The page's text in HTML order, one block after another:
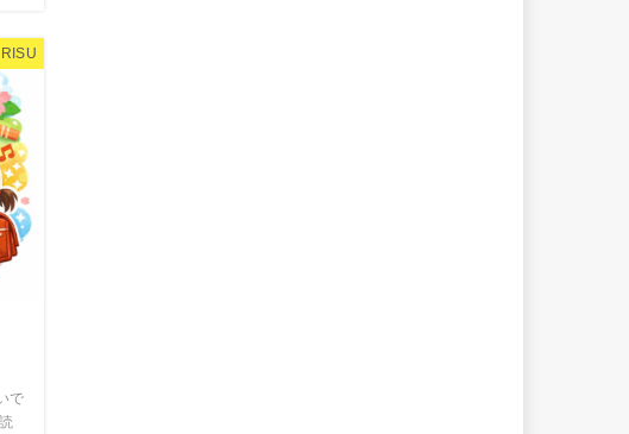
RISU
で